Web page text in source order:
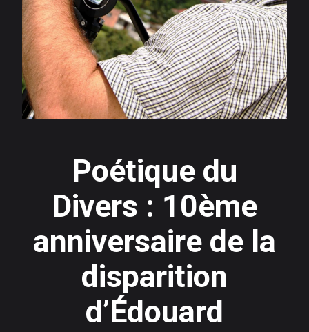
Poétique du
Divers : 10ème
anniversaire de la
disparition
d’Édouard